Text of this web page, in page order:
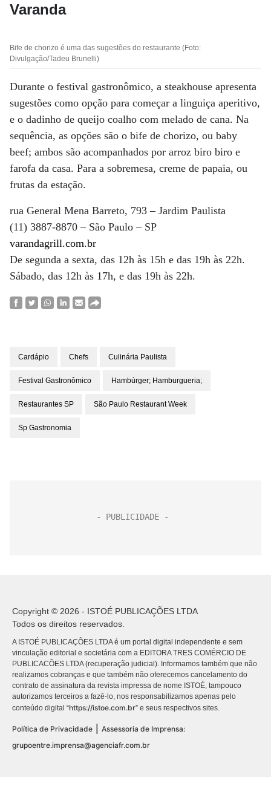
Varanda
Bife de chorizo é uma das sugestões do restaurante (Foto:
Divulgação/Tadeu Brunelli)
Durante o festival gastronômico, a steakhouse apresenta
sugestões como opção para começar a linguiça aperitivo,
e o dadinho de queijo coalho com melado de cana. Na
sequência, as opções são o bife de chorizo, ou baby
beef; ambos são acompanhados por arroz biro biro e
farofa da casa. Para a sobremesa, creme de papaia, ou
frutas da estação.
rua General Mena Barreto, 793 – Jardim Paulista
(11) 3887-8870 – São Paulo – SP
varandagrill.com.br
De segunda a sexta, das 12h às 15h e das 19h às 22h.
Sábado, das 12h às 17h, e das 19h às 22h.
Cardápio Chefs Culinária Paulista
Festival Gastronômico Hambúrger; Hamburgueria;
Restaurantes SP São Paulo Restaurant Week
Sp Gastronomia
Copyright © 2026 - ISTOÉ PUBLICAÇÕES LTDA
Todos os direitos reservados.
A ISTOÉ PUBLICAÇÕES LTDA é um portal digital independente e sem
vinculação editorial e societária com a EDITORA TRES COMÉRCIO DE
PUBLICACÕES LTDA (recuperação judicial). Informamos também que não
realizamos cobranças e que também não oferecemos cancelamento do
contrato de assinatura da revista impressa de nome ISTOÉ, tampouco
autorizamos terceiros a fazê-lo, nos responsabilizamos apenas pelo
conteúdo digital “https://istoe.com.br” e seus respectivos sites.
Política de Privacidade
Assessoria de Imprensa:
grupoentre.imprensa@agenciafr.com.br